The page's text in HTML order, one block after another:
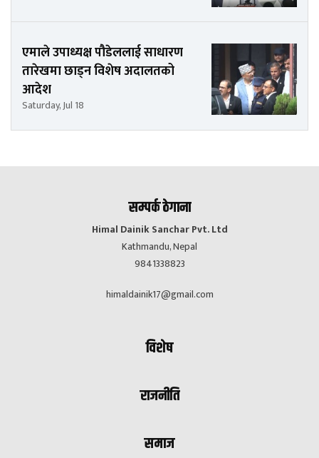
एमाले उपाध्यक्ष पौडेललाई साधारण
तारेखमा छाड्न विशेष अदालतको
आदेश
Saturday, Jul 18
सम्पर्क ठेगाना
Himal Dainik Sanchar Pvt. Ltd
Kathmandu, Nepal
9841338823
himaldainik17@gmail.com
विशेष
राजनीति
समाज